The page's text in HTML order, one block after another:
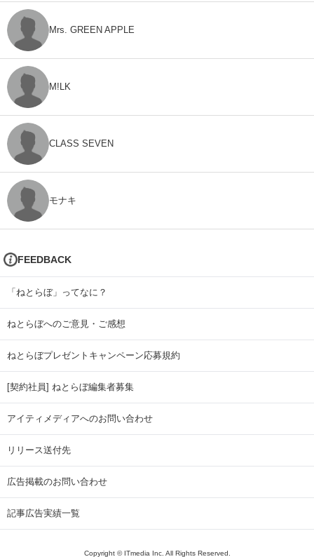
Mrs. GREEN APPLE
M!LK
CLASS SEVEN
モナキ
FEEDBACK
「ねとらぼ」ってなに？
ねとらぼへのご意見・ご感想
ねとらぼプレゼントキャンペーン応募規約
[契約社員] ねとらぼ編集者募集
アイティメディアへのお問い合わせ
リリース送付先
広告掲載のお問い合わせ
記事広告実績一覧
Copyright © ITmedia Inc. All Rights Reserved.